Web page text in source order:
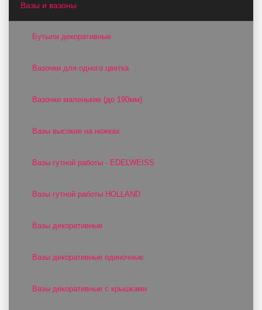
Вазы и вазоны
Бутыли декоративные
Вазочки для одного цветка
Вазочки маленькие (до 190мм)
Вазы высокие на ножках
Вазы гутной работы - EDELWEISS
Вазы гутной работы HOLLAND
Вазы декоративные
Вазы декоративные одиночные
Вазы декоративные с крышками